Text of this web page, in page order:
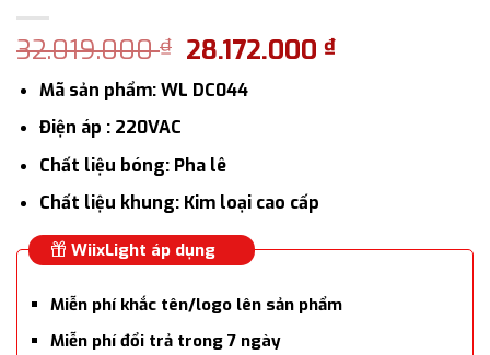
32.019.000₫ Giá
gốc
là:
28.172.000₫Giá
Mã sản phẩm: WL DC044
Điện áp : 220VAC
Chất liệu bóng: Pha lê
Chất liệu khung: Kim loại cao cấp
WiixLight áp dụng
Miễn phí khắc tên/logo lên sản phẩm
Miễn phí đổi trả trong 7 ngày